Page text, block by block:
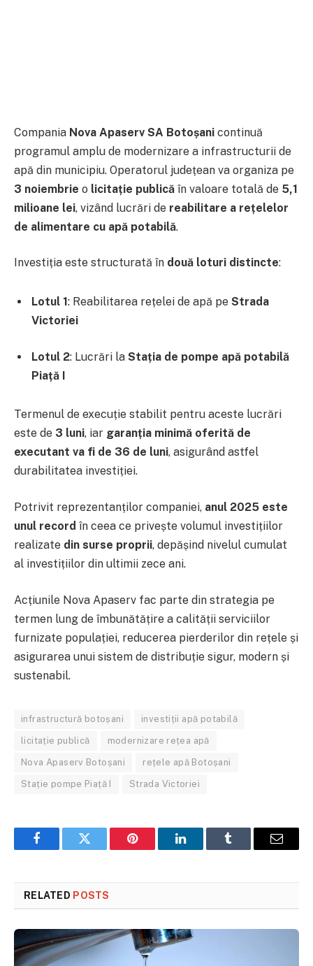
Compania Nova Apaserv SA Botoșani continuă
programul amplu de modernizare a infrastructurii de
apă din municipiu. Operatorul județean va organiza pe
3 noiembrie o licitație publică în valoare totală de 5,1
milioane lei, vizând lucrări de reabilitare a rețelelor
de alimentare cu apă potabilă.
Investiția este structurată în două loturi distincte:
Lotul 1: Reabilitarea rețelei de apă pe Strada
Victoriei
Lotul 2: Lucrări la Stația de pompe apă potabilă
Piață I
Termenul de execuție stabilit pentru aceste lucrări
este de 3 luni, iar garanția minimă oferită de
executant va fi de 36 de luni, asigurând astfel
durabilitatea investiției.
Potrivit reprezentanților companiei, anul 2025 este
unul record în ceea ce privește volumul investițiilor
realizate din surse proprii, depășind nivelul cumulat
al investițiilor din ultimii zece ani.
Acțiunile Nova Apaserv fac parte din strategia pe
termen lung de îmbunătățire a calității serviciilor
furnizate populației, reducerea pierderilor din rețele și
asigurarea unui sistem de distribuție sigur, modern și
sustenabil.
infrastructură botoșani investiții apă potabilă
licitație publică modernizare rețea apă
Nova Apaserv Botoșani rețele apă Botoșani
Stație pompe Piață I Strada Victoriei
FacebookTwitter Pinterest LinkedInTumblr Email
RELATED POSTS